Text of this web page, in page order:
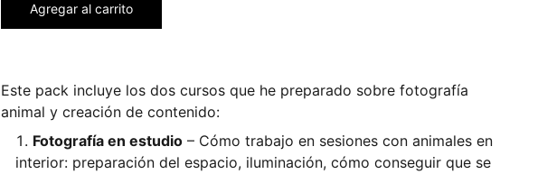
Agregar al carrito
Este pack incluye los dos cursos que he preparado sobre fotografía
animal y creación de contenido:
Fotografía en estudio – Cómo trabajo en sesiones con animales en
interior: preparación del espacio, iluminación, cómo conseguir que se